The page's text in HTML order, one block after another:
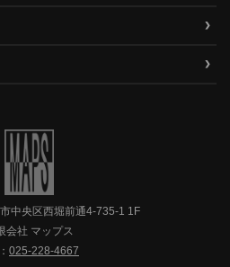
中央区西堀前通4-735-1 1F
会社 マップス
025-228-4667